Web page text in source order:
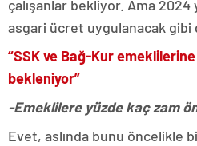
çalışanlar bekliyor. Ama 2024
asgari ücret uygulanacak gibi
“SSK ve Bağ-Kur
bekleniyor”
-Emeklilere yüzde kaç zam
Evet, aslında bunu öncelikle